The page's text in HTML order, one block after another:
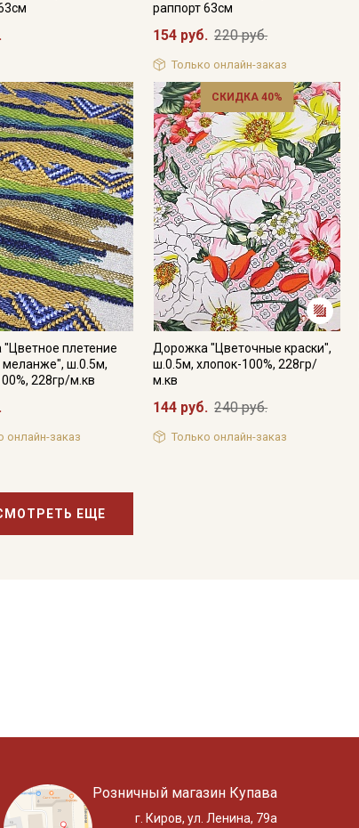
раппорт 63см
154 руб. 220 руб.
Только онлайн-заказ
плетение
меланже", ш.0.5м,
228гр/м.кв
онлайн-заказ
СКИДКА 40%
Дорожка "Цветочные краски",
ш.0.5м, хлопок-100%, 228гр/
м.кв
144 руб. 240 руб.
Только онлайн-заказ
ЕЩЕ
Розничный магазин Купава
г. Киров, ул. Ленина, 79а